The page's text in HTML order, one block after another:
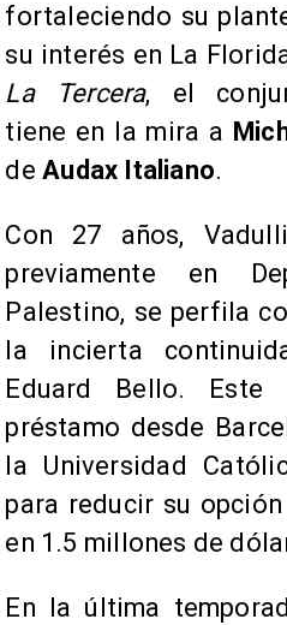
fortaleciendo su
su interés en La
La Tercera, el
tiene en la mira a
deAudax Italiano.
Con 27 años,
previamente en
Palestino, se perfila
la incierta
Eduard Bello.
préstamo desde
la Universidad
para reducir su
en 1.5 millones de
En la última